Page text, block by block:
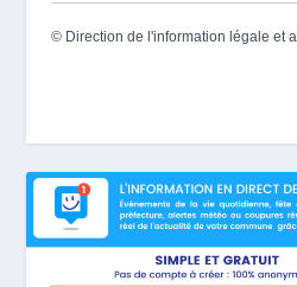
© Direction de l'information légale et